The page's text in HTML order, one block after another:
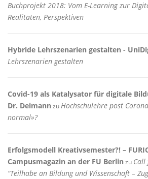
Buchprojekt 2018: Vom E-Learning zur
Realitäten, Perspektiven
Hybride Lehrszenarien gestalten -
Lehrszenarien gestalten
Covid-19 als Katalysator für digitale
Dr. Deimann zuHochschulehre post
normal»?
Erfolgsmodell Kreativsemester?! –
Campusmagazin an der FU Berlin zu
“Teilhabe an Bildung und Wissenschaft –